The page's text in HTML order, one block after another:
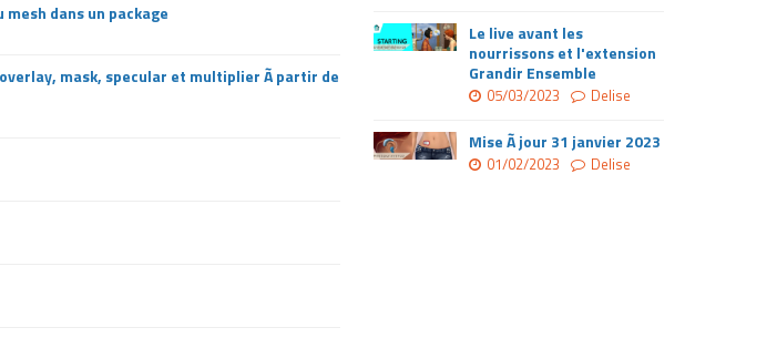
dans un package
mask, specular et multiplier Ã partir de
Le live avant les
nourrissons et l'extension
Grandir Ensemble
05/03/2023 Delise
Mise Ã jour 31 janvier 2023
01/02/2023 Delise